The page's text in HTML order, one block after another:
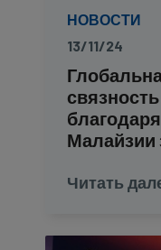
НОВОСТИ
13/11/24
Малайзии
Читать